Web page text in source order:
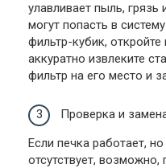
улавливает пыль, грязь
могут попасть в
фильтр-кубик,
аккуратно извлеките
фильтр на его место и
Проверка и
Если печка работает,
отсутствует,